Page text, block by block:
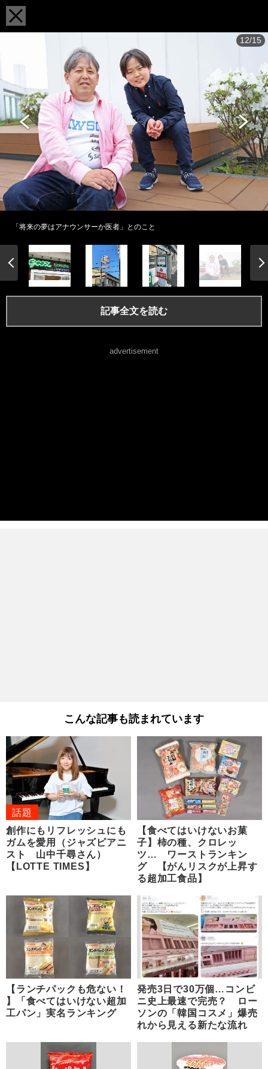
12/15
「将来の夢はアナウンサーか医者」とのこと
記事全文を読む
advertisement
こんな記事も読まれています
話題
創作にもリフレッシュにも
ガムを愛用（ジャズピアニ
スト 山中千尋さん）
【LOTTE TIMES】
【食べてはいけないお菓
子】柿の種、クロレッ
ツ… ワーストランキン
グ 【がんリスクが上昇す
る超加工食品】
【ランチパックも危ない！
】「食べてはいけない超加
工パン」実名ランキング
発売3日で30万個…コンビ
ニ史上最速で完売？ ロー
ソンの「韓国コスメ」爆売
れから見える新たな流れ